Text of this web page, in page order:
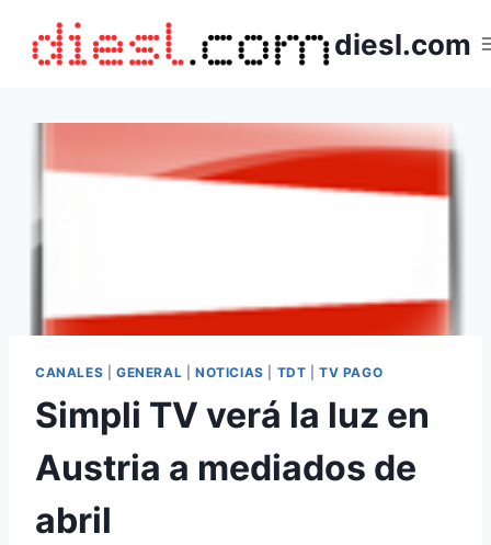
contenido
diesl.com
CANALES GENERAL NOTICIAS TDT |TV PAGO
Simpli TV verá la luz en
Austria a mediados de
abril